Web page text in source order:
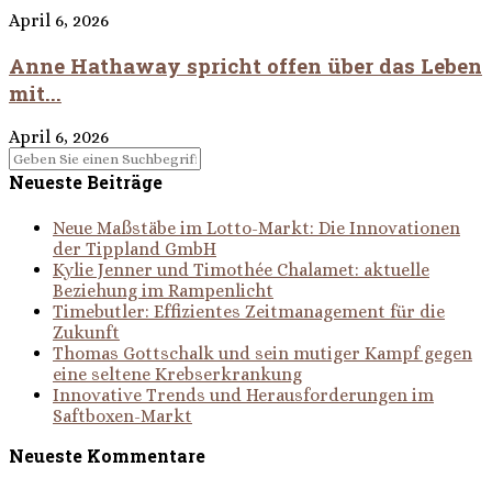
April 6, 2026
Anne Hathaway spricht offen über das Leben
mit...
April 6, 2026
Neueste Beiträge
Neue Maßstäbe im Lotto-Markt: Die Innovationen
der Tippland GmbH
Kylie Jenner und Timothée Chalamet: aktuelle
Beziehung im Rampenlicht
Timebutler: Effizientes Zeitmanagement für die
Zukunft
Thomas Gottschalk und sein mutiger Kampf gegen
eine seltene Krebserkrankung
Innovative Trends und Herausforderungen im
Saftboxen-Markt
Neueste Kommentare